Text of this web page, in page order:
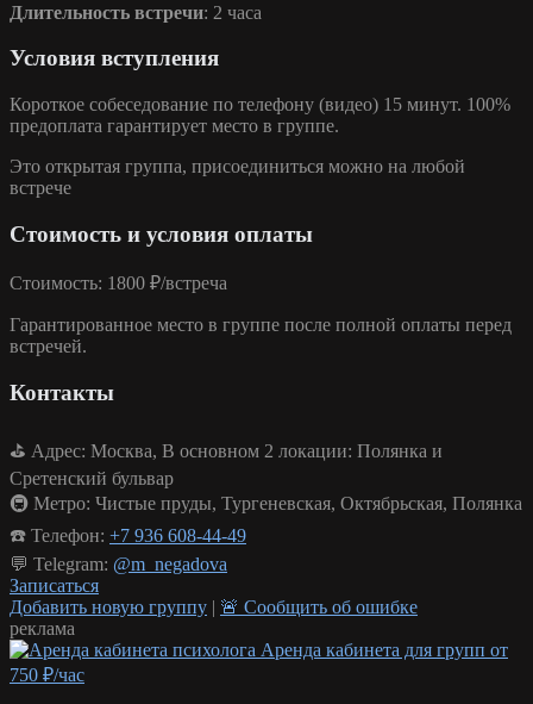
Длительность встречи: 2 часа
Условия вступления
Короткое собеседование по телефону (видео) 15 минут. 100%
предоплата гарантирует место в группе.
Это открытая группа, присоединиться можно на любой
встрече
Стоимость и условия оплаты
Стоимость: 1800 ₽/встреча
Гарантированное место в группе после полной оплаты перед
встречей.
Контакты
⛳ Адрес: Москва, В основном 2 локации: Полянка и
Сретенский бульвар
🚇 Метро: Чистые пруды, Тургеневская, Октябрьская, Полянка
☎️ Телефон: +7 936 608-44-49
💬 Telegram: @m_negadova
Записаться
Добавить новую группу | 🚨 Сообщить об ошибке
реклама
Аренда кабинета для групп от
750 ₽/час